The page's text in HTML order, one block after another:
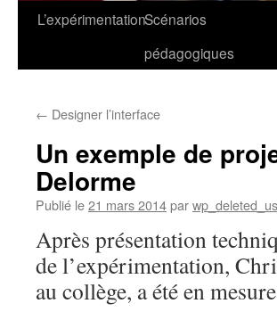
L’expérimentationScénarios
pédagogiques
← Designer l’interface
Un exemple de
Delorme
Publié le21 mars 2014par
Après présentation
de l’expérimentation,
au collège, a été en